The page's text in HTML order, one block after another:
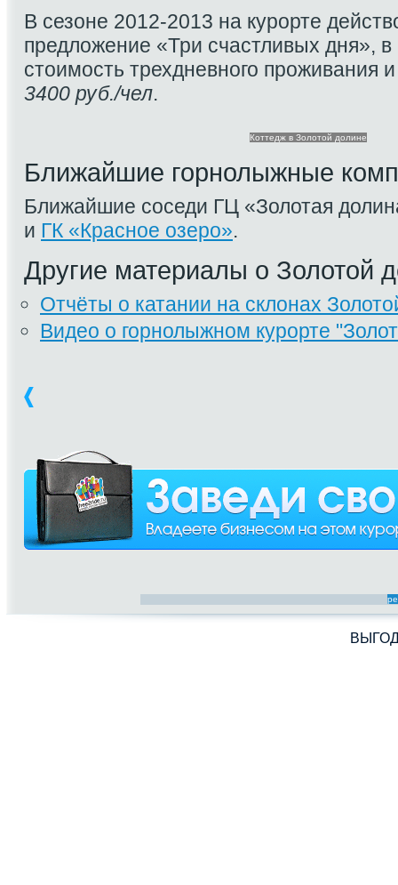
В сезоне 2012-2013 на курорте
предложение «Три счастливых дня», в
стоимость трехдневного проживания
3400 руб./чел.
Коттедж в Золотой долине
Ближайшие горнолыжные
Ближайшие соседи ГЦ «Золотая
и ГК «Красное озеро».
Другие материалы о Золотой
Отчёты о катании на склонах
Видео о горнолыжном курорте